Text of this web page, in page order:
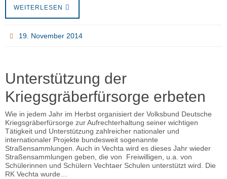
WEITERLESEN
19. November 2014
Unterstützung der
Kriegsgräberfürsorge erbeten
Wie in jedem Jahr im Herbst organisiert der Volksbund Deutsche
Kriegsgräberfürsorge zur Aufrechterhaltung seiner wichtigen
Tätigkeit und Unterstützung zahlreicher nationaler und
internationaler Projekte bundesweit sogenannte
Straßensammlungen. Auch in Vechta wird es dieses Jahr wieder
Straßensammlungen geben, die von Freiwilligen, u.a. von
Schülerinnen und Schülern Vechtaer Schulen unterstützt wird. Die
RK Vechta wurde…